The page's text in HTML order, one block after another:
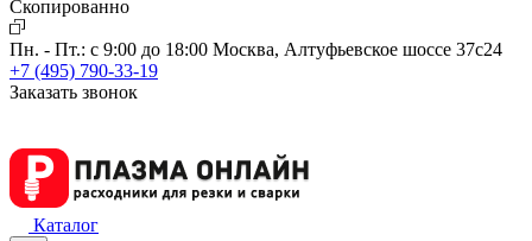
Cкопированно
Пн. - Пт.: с 9:00 до 18:00 Москва, Алтуфьевское шоссе 37с24
+7 (495) 790-33-19
Заказать звонок
Каталог